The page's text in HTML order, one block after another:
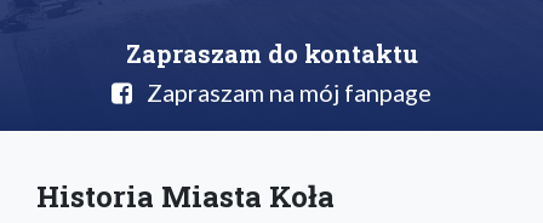
Zapraszam do kontaktu
Zapraszam na mój fanpage
Historia Miasta Koła